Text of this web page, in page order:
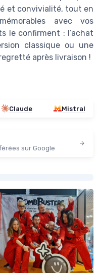
et convivialité, tout en
avec vos
le confirment : l’achat
classique ou une
après livraison !
Claude Mistral
sur Google